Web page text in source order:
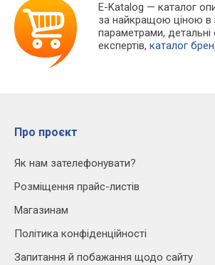
E-Katalog — каталог
за найкращою ціною в
параметрами, детальні
експертів,каталог
Про проєкт
Як нам зателефонувати?
Розміщення прайс-листів
Магазинам
Політика конфіденційності
Запитання й побажання щодо сайту